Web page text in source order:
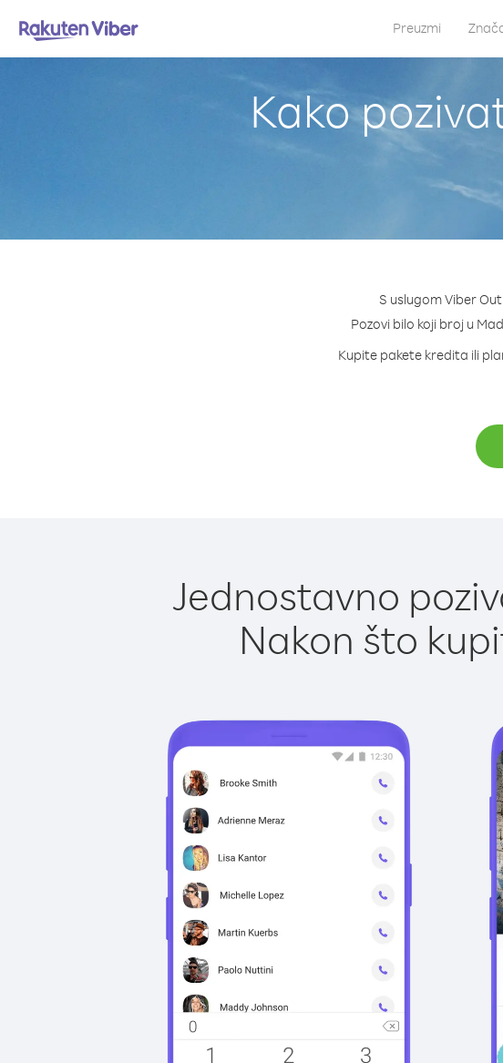
Preuzmi
Kako
S uslugom Viber
Pozovi bilo koji broj u
Kupite pakete kredita ili
Jednostavno
Nakon što